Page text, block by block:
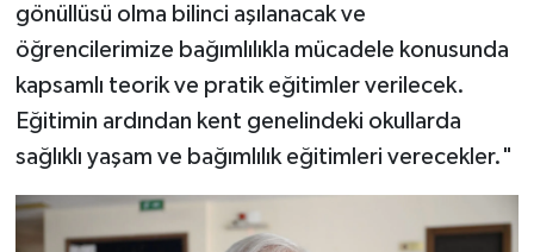
gönüllüsü olma bilinci aşılanacak ve
öğrencilerimize bağımlılıkla mücadele konusunda
kapsamlı teorik ve pratik eğitimler verilecek.
Eğitimin ardından kent genelindeki okullarda
sağlıklı yaşam ve bağımlılık eğitimleri verecekler."